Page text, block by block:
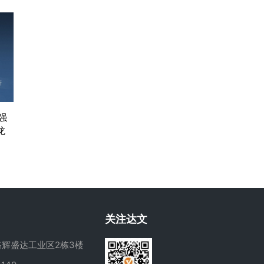
盛达工业区2栋3楼
关注达文